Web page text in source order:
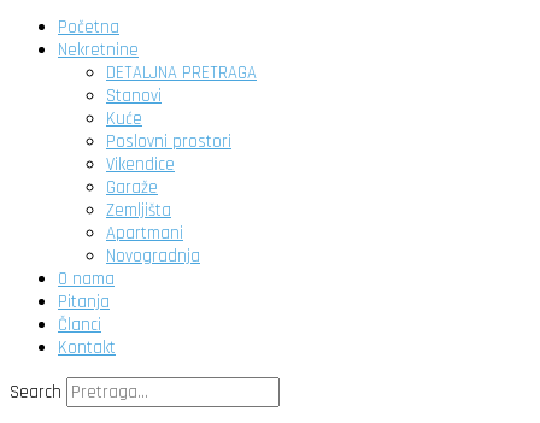
Početna
Nekretnine
DETALJNA PRETRAGA
Stanovi
Kuće
Poslovni prostori
Vikendice
Garaže
Zemljišta
Apartmani
Novogradnja
O nama
Pitanja
Članci
Kontakt
Search